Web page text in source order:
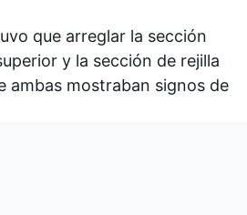
que arreglar la sección
y la sección de rejilla
ambas mostraban signos de